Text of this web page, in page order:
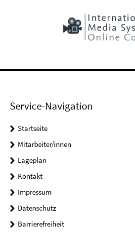
Service-Navigation
Startseite
Mitarbeiter/innen
Lageplan
Kontakt
Impressum
Datenschutz
Barrierefreiheit